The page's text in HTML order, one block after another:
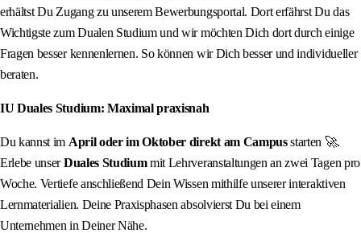
erhältst Du Zugang zu unserem Bewerbungsportal. Dort erfährst Du das
Wichtigste zum Dualen Studium und wir möchten Dich dort durch einige
Fragen besser kennenlernen. So können wir Dich besser und individueller
beraten.
IU Duales Studium: Maximal praxisnah
Du kannst im April oder im Oktober direkt am Campusstarten 🚀.
Erlebe unserDuales Studiummit Lehrveranstaltungen an zwei Tagen pro
Woche. Vertiefe anschließend Dein Wissen mithilfe unserer interaktiven
Lernmaterialien. Deine Praxisphasen absolvierst Du bei einem
Unternehmen in Deiner Nähe.